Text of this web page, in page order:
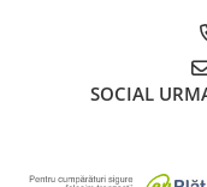
Display iPhone
SOCIAL